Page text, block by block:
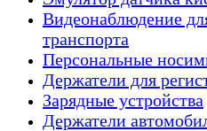
Видеонаблюдение
транспорта
Персональные
Держатели для
Зарядные устройства
Держатели